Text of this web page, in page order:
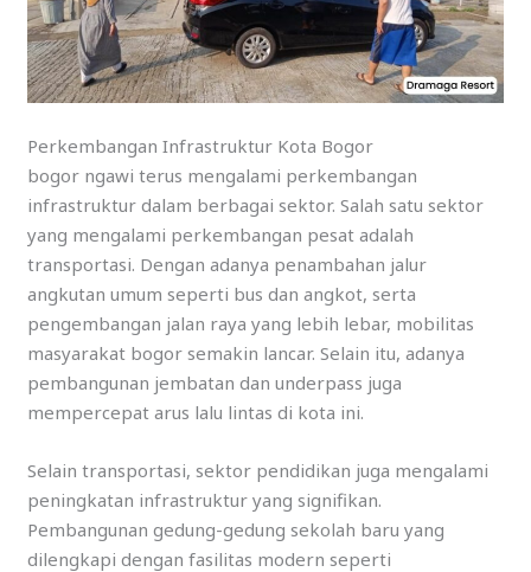
Perkembangan Infrastruktur Kota Bogor
bogor ngawi terus mengalami perkembangan
infrastruktur dalam berbagai sektor. Salah satu sektor
yang mengalami perkembangan pesat adalah
transportasi. Dengan adanya penambahan jalur
angkutan umum seperti bus dan angkot, serta
pengembangan jalan raya yang lebih lebar, mobilitas
masyarakat bogor semakin lancar. Selain itu, adanya
pembangunan jembatan dan underpass juga
mempercepat arus lalu lintas di kota ini.
Selain transportasi, sektor pendidikan juga mengalami
peningkatan infrastruktur yang signifikan.
Pembangunan gedung-gedung sekolah baru yang
dilengkapi dengan fasilitas modern seperti